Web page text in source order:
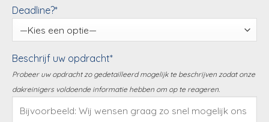
Deadline?*
Beschrijf uw opdracht*
Probeer uw opdracht zo gedetailleerd mogelijk te beschrijven zodat onze
dakreinigers voldoende informatie hebben om op te reageren.